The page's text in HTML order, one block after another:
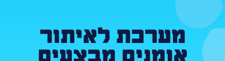
דלגו
לתוכן
מערכת לאיתור
אומנים מבצעים